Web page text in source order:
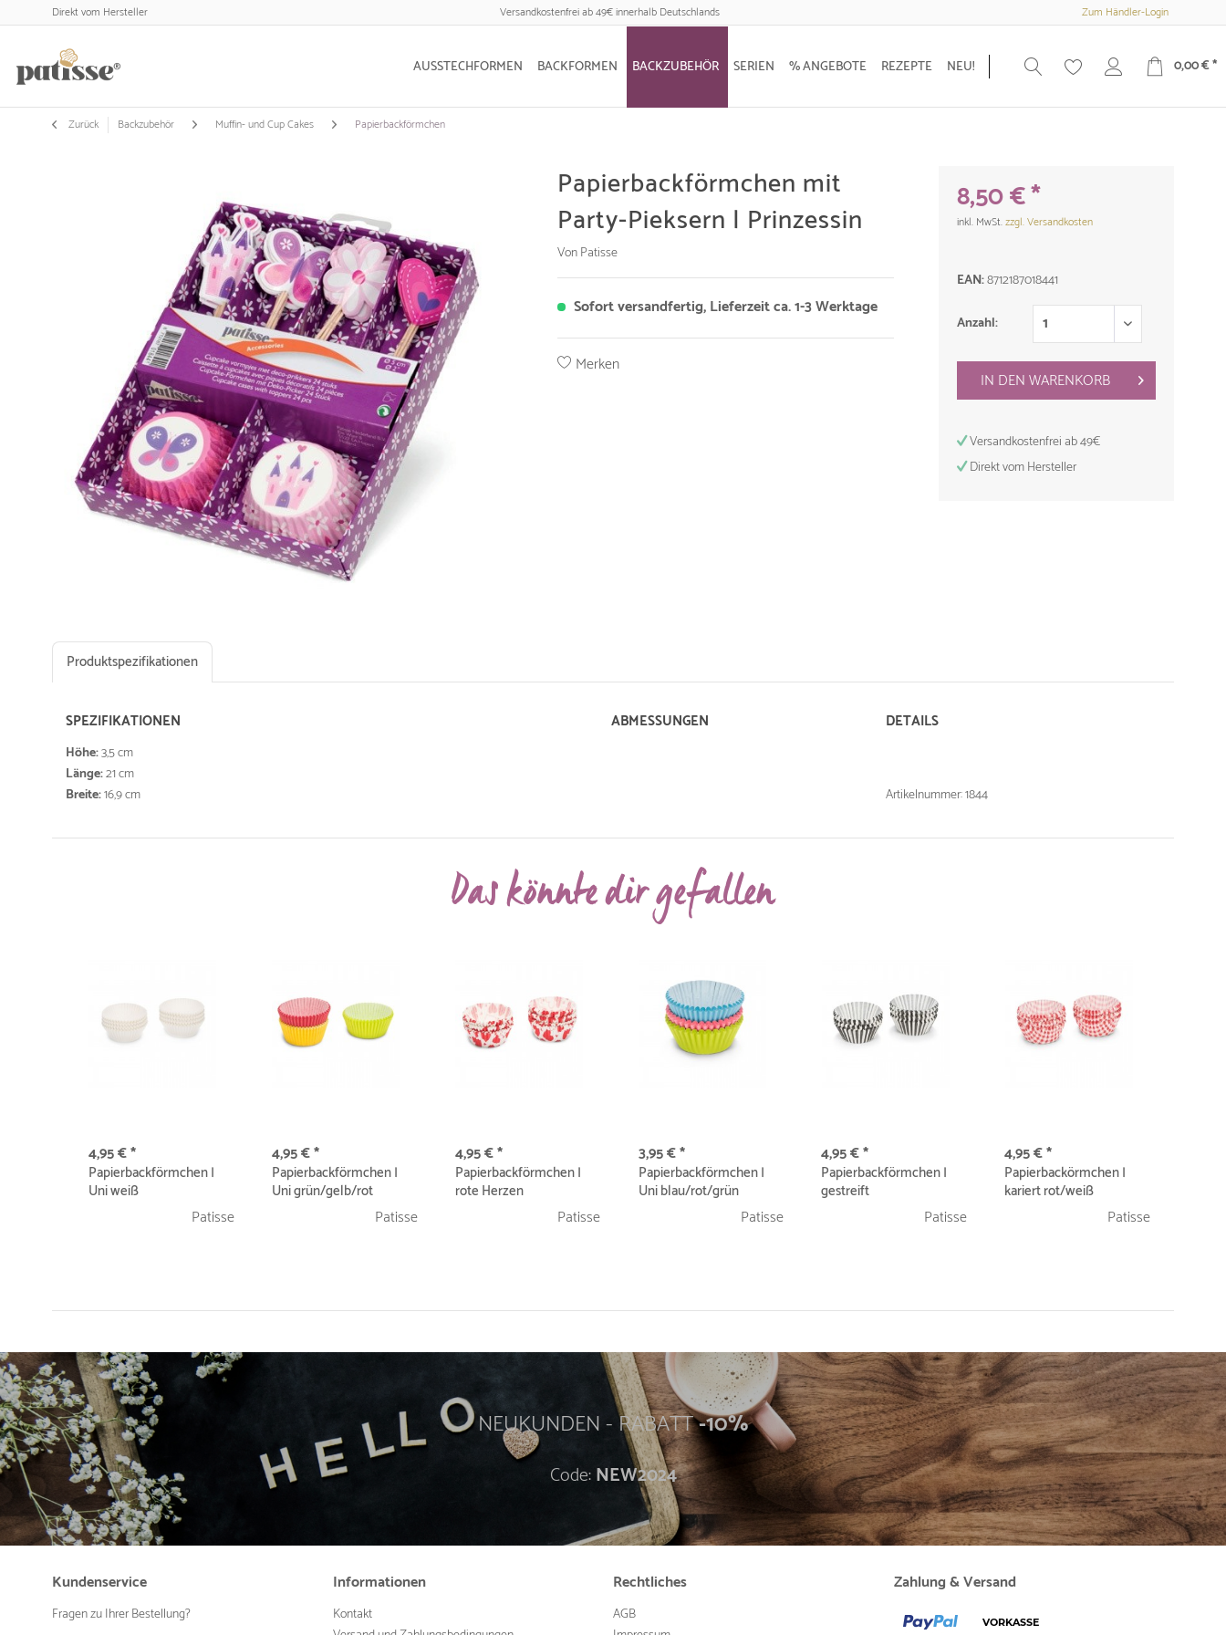
Direkt vom Hersteller Versandkostenfrei ab 49€ innerhalb Deutschlands Zum Händler-Login
AUSSTECHFORMEN BACKFORMEN BACKZUBEHÖR SERIEN % ANGEBOTE REZEPTE NEU! 0,00 € *
Zurück Backzubehör Muffin- und Cup Cakes Papierbackförmchen
Papierbackförmchen mit
Party-Pieksern | Prinzessin
Von Patisse
Sofort versandfertig, Lieferzeit ca. 1-3 Werktage
Merken
8,50 € *
inkl. MwSt.zzgl. Versandkosten
EAN:8712187018441
Anzahl:
IN DENWARENKORB
Versandkostenfrei ab 49€
Direkt vom Hersteller
Produktspezifikationen
SPEZIFIKATIONEN
Höhe:3,5 cm
Länge:21 cm
Breite:16,9 cm
ABMESSUNGEN DETAILS
Artikelnummer: 1844
Das könnte dir gefallen
4,95 € *
Papierbackförmchen |
Uni weiß
Patisse
4,95 € *
Papierbackförmchen |
Uni grün/gelb/rot
Patisse
4,95 € *
Papierbackförmchen |
rote Herzen
Patisse
3,95 € *
Papierbackförmchen |
Uni blau/rot/grün
Patisse
4,95 € *
Papierbackförmchen |
gestreift
Patisse
4,95 € *
Papierbackörmchen |
kariert rot/weiß
Patisse
NEUKUNDEN - RABATT-10%
Code:NEW2024
Kundenservice
Fragen zu Ihrer Bestellung?
Informationen
Kontakt
Rechtliches
AGB
Zahlung & Versand